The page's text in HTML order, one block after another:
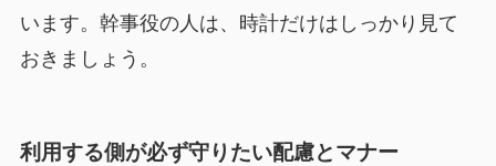
います。幹事役の人は、時計だけはしっかり見て
おきましょう。
利用する側が必ず守りたい配慮とマナー